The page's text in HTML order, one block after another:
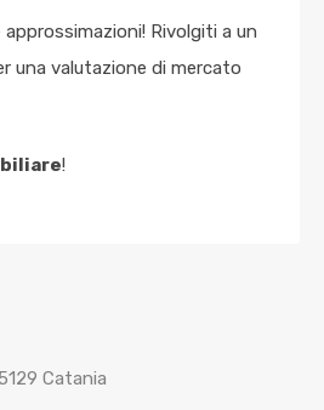
Rivolgiti a un
una valutazione di mercato
!
Catania